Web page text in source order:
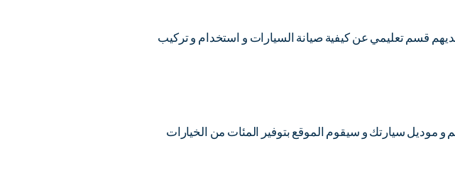
قسم تعليمي عن كيفية صيانة السيارات و استخدام و تركيب
موديل سيارتك و سيقوم الموقع بتوفير المئات من الخيارات